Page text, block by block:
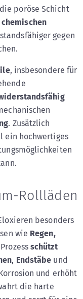
poröse Schicht
gegen
, insbesondere für
. Zusätzlich
ein hochwertiges
Rollläden
besonders
wie Regen,
schützt
, Endstäbe und
und erhöht
die harte